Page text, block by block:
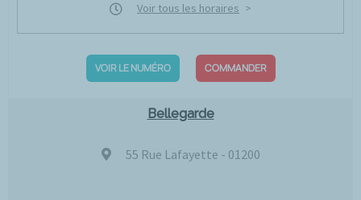
Voir tous les horaires
VOIR LE NUMÉRO COMMANDER
Bellegarde
55 Rue Lafayette - 01200